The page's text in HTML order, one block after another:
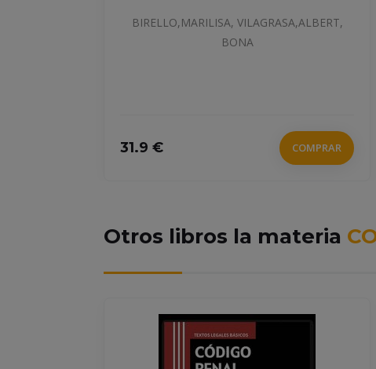
BIRELLO,MARILISA, VILAGRASA,ALBERT,
BONA
31.9 € COMPRAR
Otros libros la materia